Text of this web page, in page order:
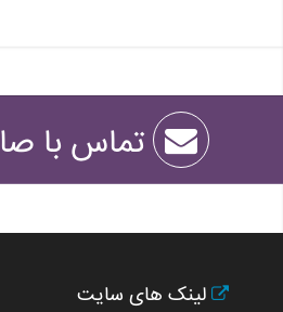
تماس با
لینک های سایت